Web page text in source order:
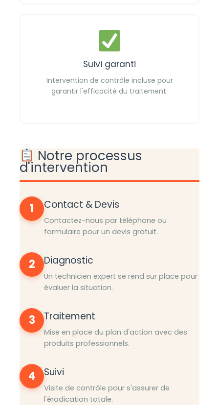
Suivi garanti
Intervention de contrôle incluse pour
garantir l'efficacité du traitement.
Notre processus
d'intervention
1 Contact & Devis
Contactez-nous par téléphone ou
formulaire pour un devis gratuit.
2 Diagnostic
Un technicien expert se rend sur place pour
évaluer la situation.
3 Traitement
Mise en place du plan d'action avec des
produits professionnels.
4 Suivi
Visite de contrôle pour s'assurer de
l'éradication totale.